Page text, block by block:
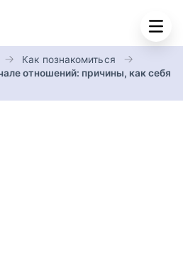
Как познакомиться
отношений: причины, как себя